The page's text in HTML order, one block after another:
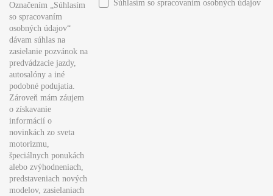
Označením „Súhlasím
so spracovaním
osobných údajov“
dávam súhlas na
zasielanie pozvánok na
predvádzacie jazdy,
autosalóny a iné
podobné podujatia.
Zároveň mám záujem
o získavanie
informácií o
novinkách zo sveta
motorizmu,
špeciálnych ponukách
alebo zvýhodneniach,
predstaveniach nových
modelov, zasielaniach
Súhlasím so spracovaním osobných údajov